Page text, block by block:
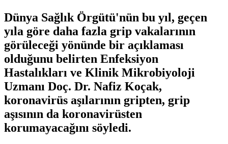
Dünya Sağlık Örgütü'nün bu yıl, geçen
yıla göre daha fazla grip vakalarının
görüleceği yönünde bir açıklaması
olduğunu belirten Enfeksiyon
Hastalıkları ve Klinik Mikrobiyoloji
Uzmanı Doç. Dr. Nafiz Koçak,
koronavirüs aşılarının gripten, grip
aşısının da koronavirüsten
korumayacağını söyledi.